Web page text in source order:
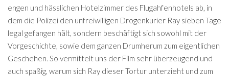
engen und hässlichen Hotelzimmer des Flugahfenhotels ab, in
dem die Polizei den unfreiwilligen Drogenkurier Ray sieben Tage
legal gefangen hält, sondern beschäftigt sich sowohl mit der
Vorgeschichte, sowie dem ganzen Drumherum zum eigentlichen
Geschehen. So vermittelt uns der Film sehr überzeugend und
auch spaßig, warum sich Ray dieser Tortur unterzieht und zum